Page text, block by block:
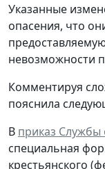
Указанные
опасения, что
невозможности
Комментируя
пояснила
В приказ Службы
специальная
крестьянского